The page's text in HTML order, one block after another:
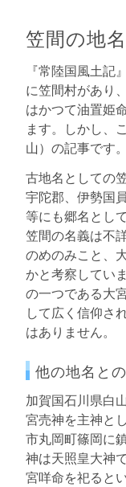
笠間の地
『常陸国風土記
に笠間村があり
はかつて油置姫
ます。しかし、
山）の記事です。
古地名としての
宇陀郡、伊勢国
等にも郷名とし
笠間の名義は不
のめのみこと、
かと考察してい
の一つである大
して広く信仰さ
はありません。
他の地名と
加賀国石川県白
宮売神を主神と
市丸岡町篠岡に
神は天照皇大神
宮咩命を祀ると